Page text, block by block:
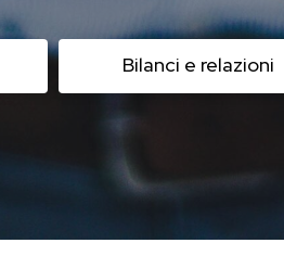
Bilanci e relazioni